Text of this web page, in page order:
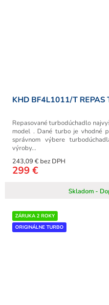
KHD BF4L1011/T REPAS
Skladom -
243,09 € bez DPH
299 €
Repasované turbodúchadlo
model . Dané turbo je vhodné
správnom výbere
výroby...
ZÁRUKA 2 ROKY
ORIGINÁLNE TURBO